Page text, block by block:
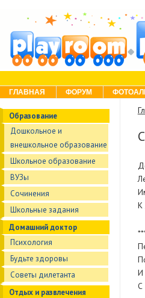
Menu
Skip to content
ГЛАВНАЯ ФОРУМ
Образование
Дошкольное и
внешкольное образование
Школьное образование
ВУЗы
Сочинения
Школьные задания
Домашний доктор
Психология
Будьте здоровы
Советы дилетанта
Отдых и развлечения
К
И
С